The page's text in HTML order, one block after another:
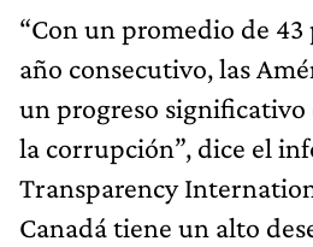
“Con un promedio de
año consecutivo, las
un progreso
la corrupción”, dice el
Transparency
Canadá tiene un alto